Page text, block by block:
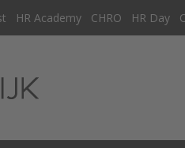
HR Academy CHRO HR Day